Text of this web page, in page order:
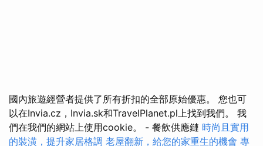
國內旅遊經營者提供了所有折扣的全部原始優惠。 您也可
以在Invia.cz，Invia.sk和TravelPlanet.pl上找到我們。 我
們在我們的網站上使用cookie。 - 餐飲供應鏈 時尚且實用
的裝潢，提升家居格調 老屋翻新，給您的家重生的機會 專